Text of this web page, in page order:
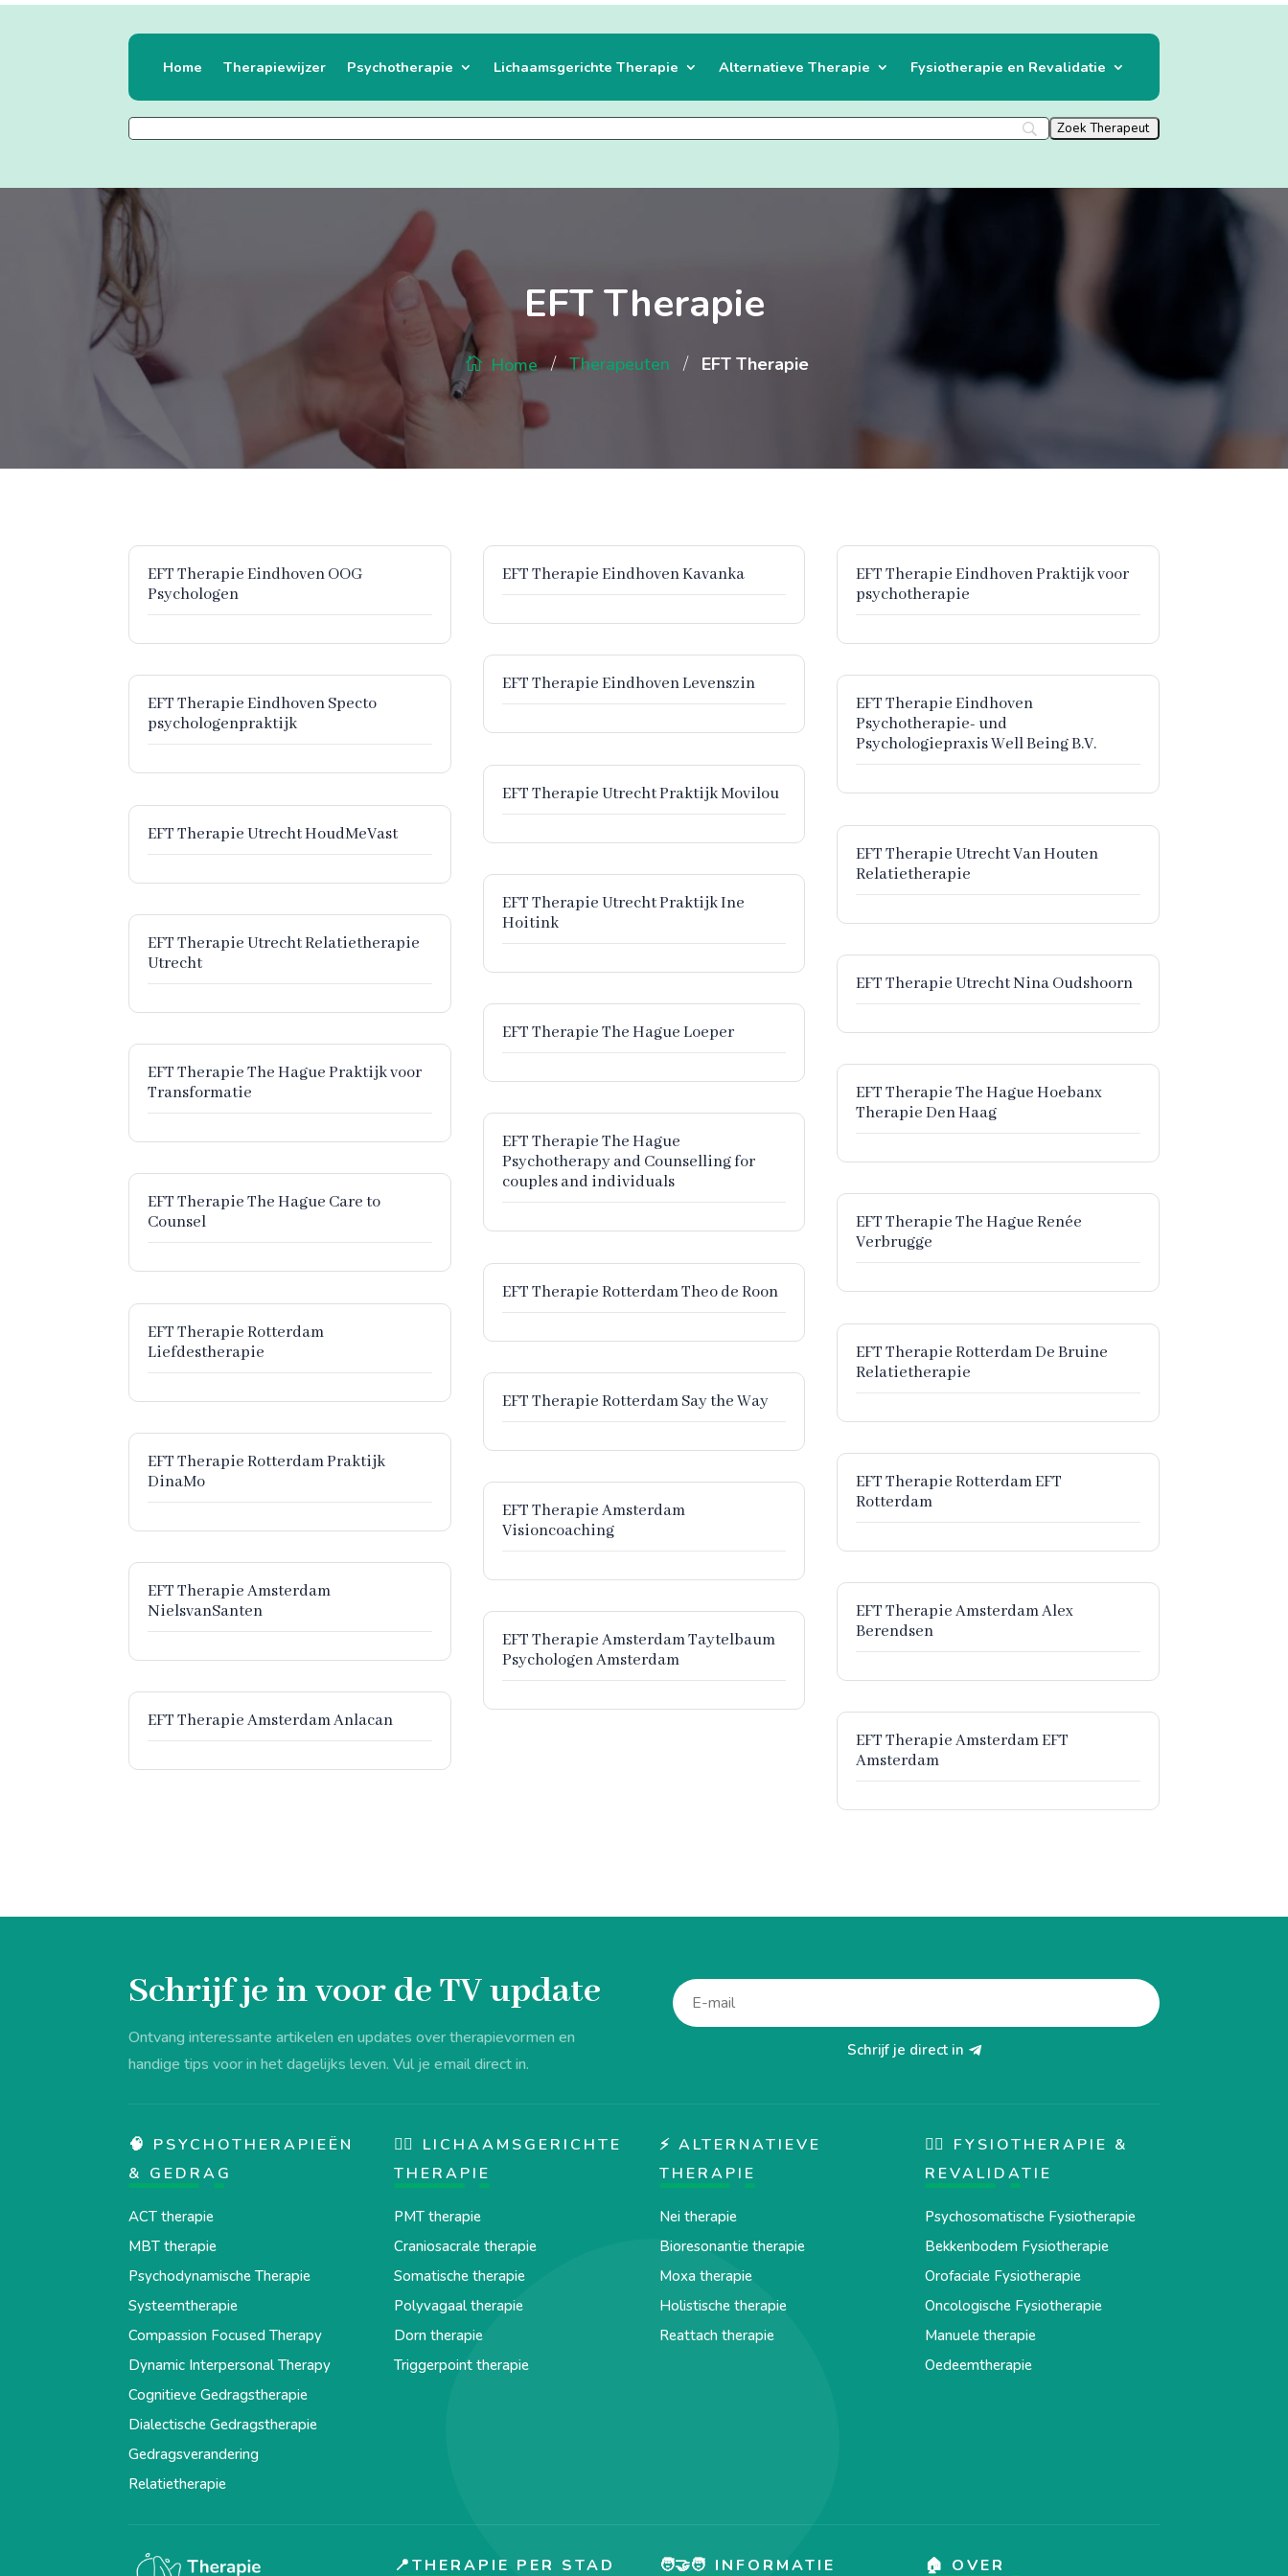
Home Therapiewijzer Psychotherapie Lichaamsgerichte Therapie Alternatieve Therapie Fysiotherapie en Revalidatie
EFT Therapie
Home / Therapeuten / EFT Therapie
EFT Therapie Eindhoven OOG
Psychologen
EFT Therapie Eindhoven Specto
psychologenpraktijk
EFT Therapie Utrecht HoudMeVast
EFT Therapie Utrecht Relatietherapie
Utrecht
EFT Therapie The Hague Praktijk voor
Transformatie
EFT Therapie The Hague Care to
Counsel
EFT Therapie Rotterdam
Liefdestherapie
EFT Therapie Rotterdam Praktijk
DinaMo
EFT Therapie Amsterdam
NielsvanSanten
EFT Therapie Amsterdam Anlacan
EFT Therapie Eindhoven Kavanka
EFT Therapie Eindhoven Levenszin
EFT Therapie Utrecht Praktijk Movilou
EFT Therapie Utrecht Praktijk Ine
Hoitink
EFT Therapie The Hague Loeper
EFT Therapie The Hague
Psychotherapy and Counselling for
couples and individuals
EFT Therapie Rotterdam Theo de Roon
EFT Therapie Rotterdam Say the Way
EFT Therapie Amsterdam
Visioncoaching
EFT Therapie Amsterdam Taytelbaum
Psychologen Amsterdam
EFT Therapie Eindhoven Praktijk voor
psychotherapie
EFT Therapie Eindhoven
Psychotherapie- und
Psychologiepraxis Well Being B.V.
EFT Therapie Utrecht Van Houten
Relatietherapie
EFT Therapie Utrecht Nina Oudshoorn
EFT Therapie The Hague Hoebanx
Therapie Den Haag
EFT Therapie The Hague Renée
Verbrugge
EFT Therapie Rotterdam De Bruine
Relatietherapie
EFT Therapie Rotterdam EFT
Rotterdam
EFT Therapie Amsterdam Alex
Berendsen
EFT Therapie Amsterdam EFT
Amsterdam
Schrijf je in voor de TV update
Ontvang interessante artikelen en updates over therapievormen en
handige tips voor in het dagelijks leven. Vul je email direct in.
Schrijf je direct in
🧠 PSYCHOTHERAPIEËN
& GEDRAG
ACT therapie
MBT therapie
Psychodynamische Therapie
Systeemtherapie
Compassion Focused Therapy
Dynamic Interpersonal Therapy
Cognitieve Gedragstherapie
Dialectische Gedragstherapie
Gedragsverandering
Relatietherapie
💆‍♂️ LICHAAMSGERICHTE
THERAPIE
PMT therapie
Craniosacrale therapie
Somatische therapie
Polyvagaal therapie
Dorn therapie
Triggerpoint therapie
⚡ ALTERNATIEVE
THERAPIE
Nei therapie
Bioresonantie therapie
Moxa therapie
Holistische therapie
Reattach therapie
🏋️‍♀️ FYSIOTHERAPIE &
REVALIDATIE
Psychosomatische Fysiotherapie
Bekkenbodem Fysiotherapie
Orofaciale Fysiotherapie
Oncologische Fysiotherapie
Manuele therapie
Oedeemtherapie
📍THERAPIE PER STAD 🧑‍🤝‍🧑 INFORMATIE 🏠 OVER